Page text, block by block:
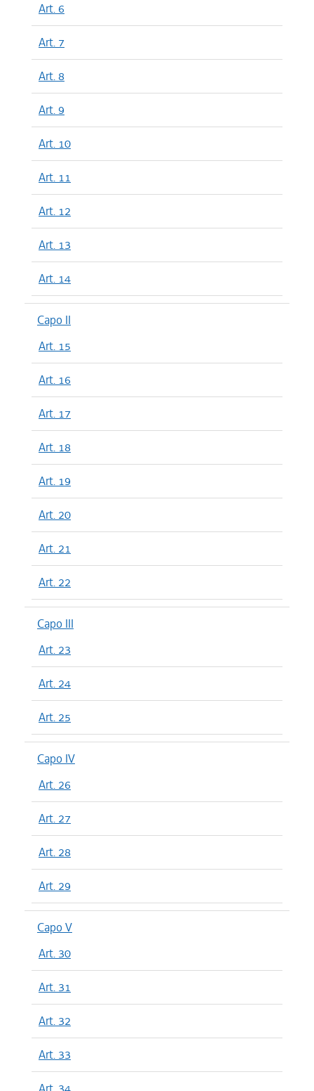
Art. 6
Art. 7
Art. 8
Art. 9
Art. 10
Art. 11
Art. 12
Art. 13
Art. 14
Capo II
Art. 15
Art. 16
Art. 17
Art. 18
Art. 19
Art. 20
Art. 21
Art. 22
Capo III
Art. 23
Art. 24
Art. 25
Capo IV
Art. 26
Art. 27
Art. 28
Art. 29
Capo V
Art. 30
Art. 31
Art. 32
Art. 33